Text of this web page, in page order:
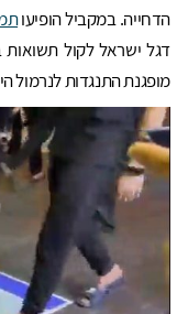
הדחייה. במקביל הופיעו
דגל ישראל לקול
מופגנת התנגדות לנרמול